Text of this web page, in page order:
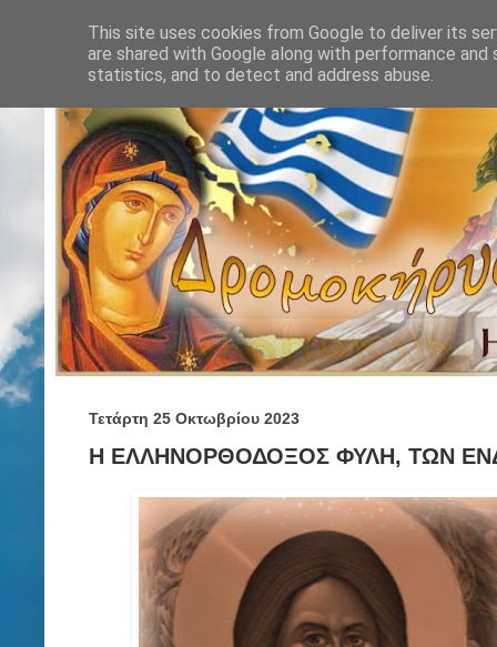
Τετάρτη 25 Οκτωβρίου 2023
Η ΕΛΛΗΝΟΡΘΟΔΟΞΟΣ ΦΥΛΗ, ΤΩΝ
This site uses cookies from Google to deliver its
are shared with Google along with performance
statistics, and to detect and address abuse.